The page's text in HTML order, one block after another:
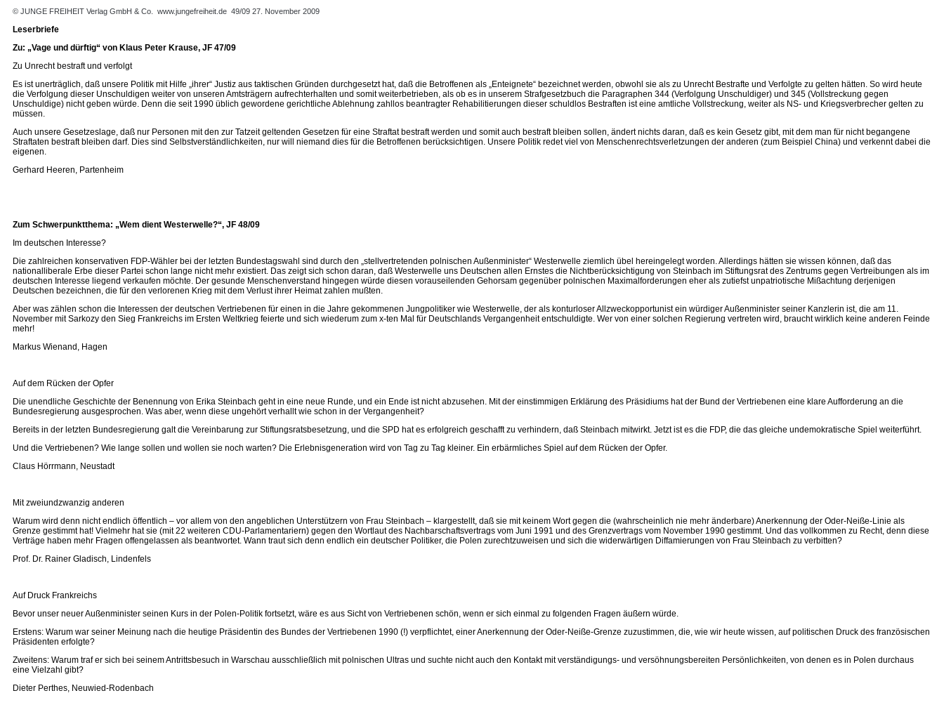
© JUNGE FREIHEIT Verlag GmbH & Co. www.jungefreiheit.de 49/09 27. November 2009
Leserbriefe
Zu: „Vage und dürftig“ von Klaus Peter Krause, JF 47/09
Zu Unrecht bestraft und verfolgt
Es ist unerträglich, daß unsere Politik mit Hilfe „ihrer“ Justiz aus taktischen Gründen durchgesetzt hat, daß die Betroffenen als „Enteignete“ bezeichnet werden, obwohl sie als zu Unrecht Bestrafte und Verfolgte zu gelten hätten. So wird heute
die Verfolgung dieser Unschuldigen weiter von unseren Amtsträgern aufrechterhalten und somit weiterbetrieben, als ob es in unserem Strafgesetzbuch die Paragraphen 344 (Verfolgung Unschuldiger) und 345 (Vollstreckung gegen
Unschuldige) nicht geben würde. Denn die seit 1990 üblich gewordene gerichtliche Ablehnung zahllos beantragter Rehabilitierungen dieser schuldlos Bestraften ist eine amtliche Vollstreckung, weiter als NS- und Kriegsverbrecher gelten zu
müssen.
Auch unsere Gesetzeslage, daß nur Personen mit den zur Tatzeit geltenden Gesetzen für eine Straftat bestraft werden und somit auch bestraft bleiben sollen, ändert nichts daran, daß es kein Gesetz gibt, mit dem man für nicht begangene
Straftaten bestraft bleiben darf. Dies sind Selbstverständlichkeiten, nur will niemand dies für die Betroffenen berücksichtigen. Unsere Politik redet viel von Menschenrechtsverletzungen der anderen (zum Beispiel China) und verkennt dabei die
eigenen.
Gerhard Heeren, Partenheim
Zum Schwerpunktthema: „Wem dient Westerwelle?“, JF 48/09
Im deutschen Interesse?
Die zahlreichen konservativen FDP-Wähler bei der letzten Bundestagswahl sind durch den „stellvertretenden polnischen Außenminister“ Westerwelle ziemlich übel hereingelegt worden. Allerdings hätten sie wissen können, daß das
nationalliberale Erbe dieser Partei schon lange nicht mehr existiert. Das zeigt sich schon daran, daß Westerwelle uns Deutschen allen Ernstes die Nichtberücksichtigung von Steinbach im Stiftungsrat des Zentrums gegen Vertreibungen als im
deutschen Interesse liegend verkaufen möchte. Der gesunde Menschenverstand hingegen würde diesen vorauseilenden Gehorsam gegenüber polnischen Maximalforderungen eher als zutiefst unpatriotische Mißachtung derjenigen
Deutschen bezeichnen, die für den verlorenen Krieg mit dem Verlust ihrer Heimat zahlen mußten.
Aber was zählen schon die Interessen der deutschen Vertriebenen für einen in die Jahre gekommenen Jungpolitiker wie Westerwelle, der als konturloser Allzweck­opportunist ein würdiger Außenminister seiner Kanzlerin ist, die am 11.
November mit Sarkozy den Sieg Frankreichs im Ersten Weltkrieg feierte und sich wiederum zum x-ten Mal für Deutschlands Vergangenheit entschuldigte. Wer von einer solchen Regierung vertreten wird, braucht wirklich keine anderen Feinde
mehr!
Markus Wienand, Hagen
Auf dem Rücken der Opfer
Die unendliche Geschichte der Benennung von Erika Steinbach geht in eine neue Runde, und ein Ende ist nicht abzusehen. Mit der einstimmigen Erklärung des Präsidiums hat der Bund der Vertriebenen eine klare Aufforderung an die
Bundesregierung ausgesprochen. Was aber, wenn diese ungehört verhallt wie schon in der Vergangenheit?
Bereits in der letzten Bundesregierung galt die Vereinbarung zur Stiftungsratsbesetzung, und die SPD hat es erfolgreich geschafft zu verhindern, daß Steinbach mitwirkt. Jetzt ist es die FDP, die das gleiche undemokratische Spiel weiterführt.
Und die Vertriebenen? Wie lange sollen und wollen sie noch warten? Die Erlebnisgeneration wird von Tag zu Tag kleiner. Ein erbärmliches Spiel auf dem Rücken der Opfer.
Claus Hörrmann, Neustadt
Mit zweiundzwanzig anderen
Warum wird denn nicht endlich öffentlich – vor allem von den angeblichen Unterstützern von Frau Steinbach – klargestellt, daß sie mit keinem Wort gegen die (wahrscheinlich nie mehr änderbare) Anerkennung der Oder-Neiße-Linie als
Grenze gestimmt hat! Vielmehr hat sie (mit 22 weiteren CDU-Parlamentariern) gegen den Wortlaut des Nachbarschaftsvertrags vom Juni 1991 und des Grenzvertrags vom November 1990 gestimmt. Und das vollkommen zu Recht, denn diese
Verträge haben mehr Fragen offengelassen als beantwortet. Wann traut sich denn endlich ein deutscher Politiker, die Polen zurechtzuweisen und sich die widerwärtigen Diffamierungen von Frau Steinbach zu verbitten?
Prof. Dr. Rainer Gladisch, Lindenfels
Auf Druck Frankreichs
Bevor unser neuer Außenminister seinen Kurs in der Polen-Politik fortsetzt, wäre es aus Sicht von Vertriebenen schön, wenn er sich einmal zu folgenden Fragen äußern würde.
Erstens: Warum war seiner Meinung nach die heutige Präsidentin des Bundes der Vertriebenen 1990 (!) verpflichtet, einer Anerkennung der Oder-Neiße-Grenze zuzustimmen, die, wie wir heute wissen, auf politischen Druck des französischen
Präsidenten erfolgte?
Zweitens: Warum traf er sich bei seinem Antrittsbesuch in Warschau ausschließlich mit polnischen Ultras und suchte nicht auch den Kontakt mit verständigungs- und versöhnungsbereiten Persönlichkeiten, von denen es in Polen durchaus
eine Vielzahl gibt?
Dieter Perthes, Neuwied-Rodenbach